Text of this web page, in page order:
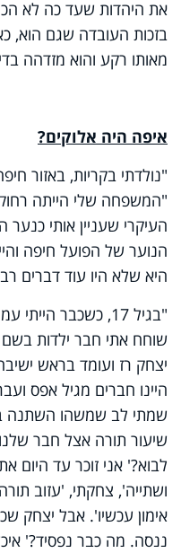
את היהדות שעד כה לא
בזכות העובדה שגם הוא,
מאותו רקע והוא מזדהה
איפה היה אלוקים?
"נולדתי בקריות, באזור
"המשפחה שלי הייתה
העיקרי שעניין אותי
הנוער של הפועל חיפה
היא שלא היו עוד דברים
"בגיל 17, כשכבר
שוחח אתי חבר ילדות
יצחק רז ועומד בראש
שמתי לב שמשהו השתנה
שיעור תורה אצל חבר
לבוא?' אני זוכר עד היום
ושתייה', צחקתי, 'עזוב
אימון עכשיו'. אבל יצחק
ננסה. מה כבר נפסיד?'